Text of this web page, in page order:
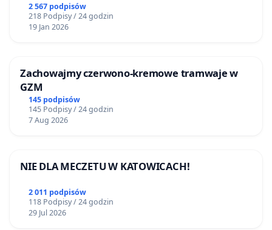
2 567 podpisów
218 Podpisy / 24 godzin
19 Jan 2026
Zachowajmy czerwono-kremowe tramwaje w
GZM
145 podpisów
145 Podpisy / 24 godzin
7 Aug 2026
NIE DLA MECZETU W KATOWICACH!
2 011 podpisów
118 Podpisy / 24 godzin
29 Jul 2026